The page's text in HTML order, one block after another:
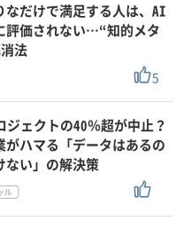
なだけで満足する人は、AI
評価されない…“知的メタ
法
5
ジェクトの40％超が中止？
がハマる「データはあるの
ない」の解決策